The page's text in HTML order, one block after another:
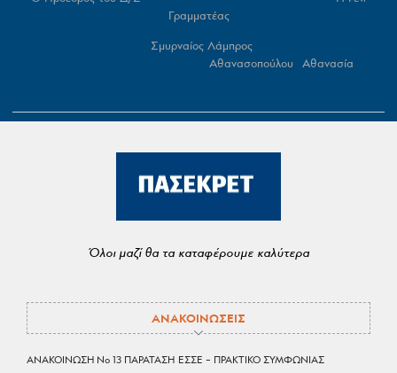
Γραμματέας
Σμυρναίος Λάμπρος
Αθανασοπούλου Αθανασία
Όλοι μαζί θα τα καταφέρουμε καλύτερα
ΑΝΑΚΟΙΝΩΣΕΙΣ
ΑΝΑΚΟΙΝΩΣΗ No 13 ΠΑΡΑΤΑΣΗ ΕΣΣΕ – ΠΡΑΚΤΙΚΟ ΣΥΜΦΩΝΙΑΣ